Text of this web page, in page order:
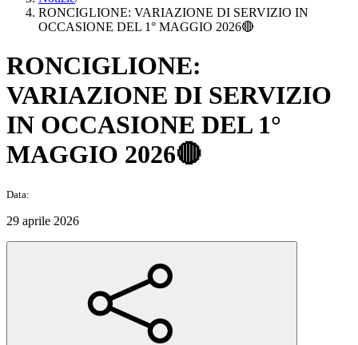
RONCIGLIONE: VARIAZIONE DI SERVIZIO IN
OCCASIONE DEL 1° MAGGIO 2026🔴
RONCIGLIONE:
VARIAZIONE DI SERVIZIO
IN OCCASIONE DEL 1°
MAGGIO 2026🔴
Data:
29 aprile 2026